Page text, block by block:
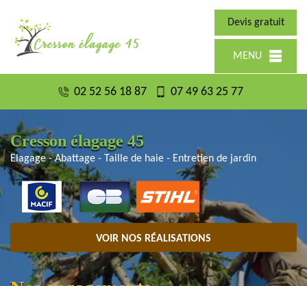
Devis gratuit
MENU
02 52 56 18 87 07 49 63 25 77
Cresson élagage 45
Elagage - Abattage - Taille de haie - Entretien de jardin
VOIR NOS RÉALISATIONS